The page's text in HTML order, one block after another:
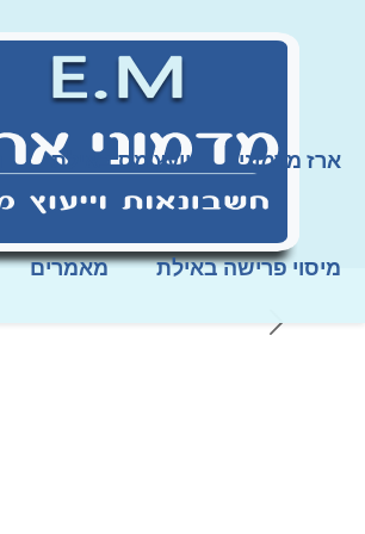
ארז מדמוני יועץ מס באילת
מיסוי פרישה באילת מאמרים